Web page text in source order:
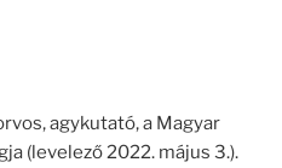
agykutató, a Magyar
(levelező 2022. május 3.).